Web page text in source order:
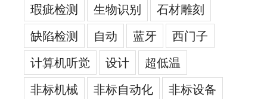
瑕疵检测
生物识别
石材雕刻
缺陷检测
自动 蓝牙
西门子
计算机听觉
设计
超低温
非标机械
非标自动化 非标设备